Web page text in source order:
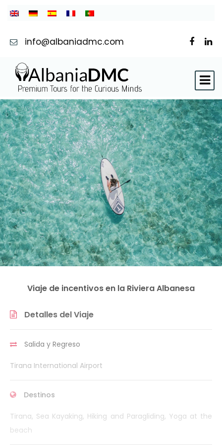
info@albaniadmc.com
Viaje de incentivos en la Riviera Albanesa
Detalles del Viaje
Salida y Regreso
Tirana International Airport
Destinos
Tirana, Sea Kayaking, Hiking and Paragliding, Yoga at the
beach